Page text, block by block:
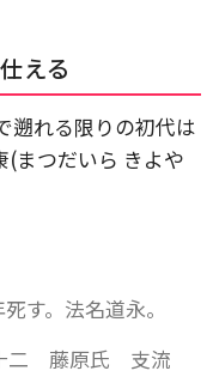
える
遡れる限りの初代は
(まつだいら きよや
す。法名道永。
二 藤原氏 支流